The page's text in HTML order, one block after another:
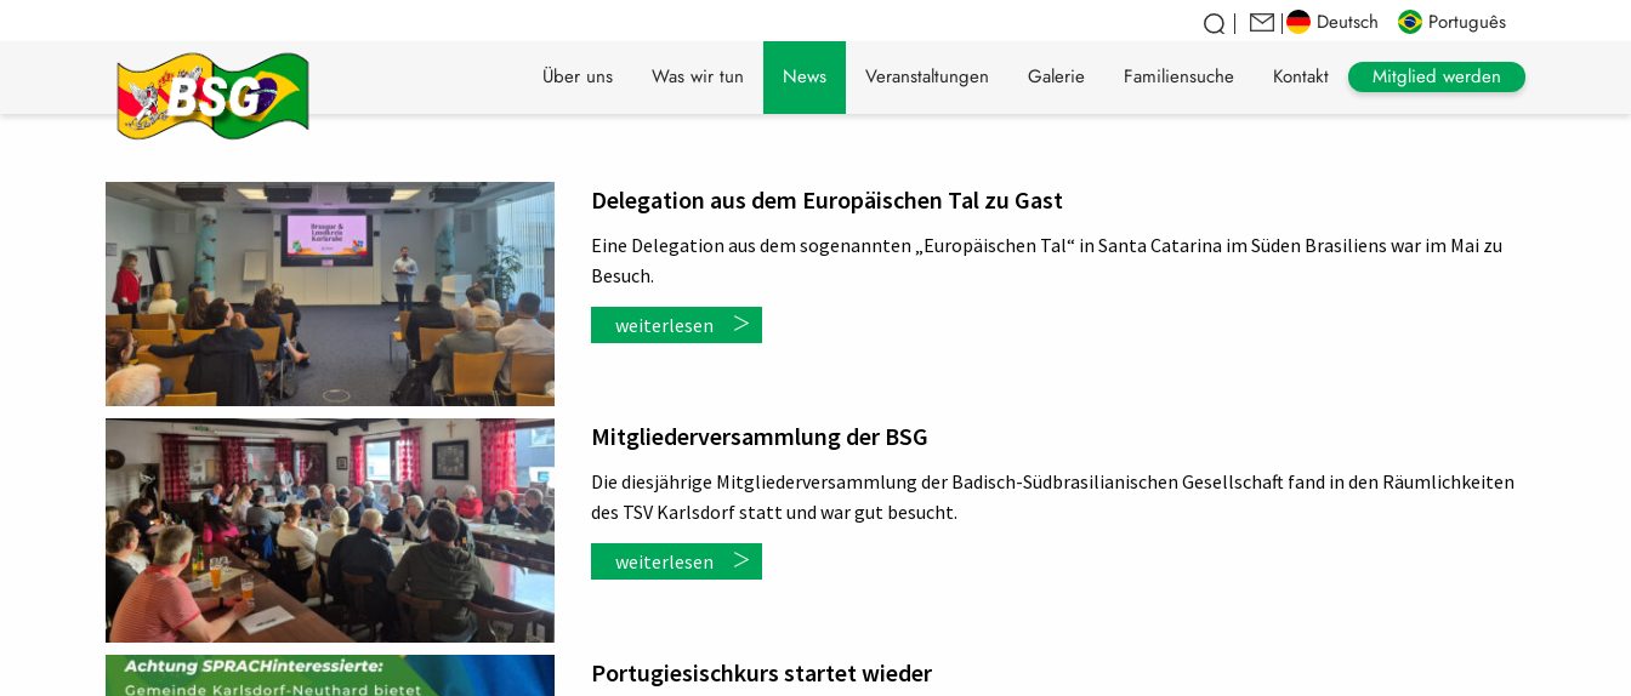
Deutsch Português
Über uns Was wir tun News Veranstaltungen Galerie Familiensuche Kontakt Mitglied werden
Delegation aus dem Europäischen Tal zu Gast
Eine Delegation aus dem sogenannten „Europäischen Tal“ in Santa Catarina im Süden Brasiliens war im Mai zu
Besuch.
weiterlesen
Mitgliederversammlung der BSG
Die diesjährige Mitgliederversammlung der Badisch-Südbrasilianischen Gesellschaft fand in den Räumlichkeiten
des TSV Karlsdorf statt und war gut besucht.
weiterlesen
Portugiesischkurs startet wieder